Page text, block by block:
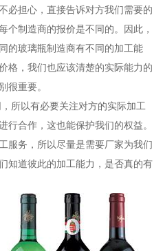
必担心，直接告诉对方我们需要的
个制造商的报价是不同的。因此，
的玻璃瓶制造商有不同的加工能
格，我们也应该清楚的实际能力的
很重要。
所以有必要关注对方的实际加工
行合作，这也能保护我们的权益。
服务，所以尽量是需要厂家为我们
知道彼此的加工能力，是否真的有